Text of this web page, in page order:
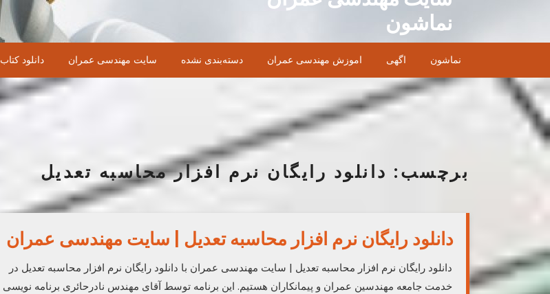
content
نماشون
نماشون اگهی اموزش مهندسی عمران دسته‌بندی نشده سایت مهندسی عمران دانلود کتاب
برچسب: دانلود رایگان نرم افزار محاسبه تعدیل
دانلود رایگان نرم افزار محاسبه تعدیل | سایت مهندسی عمران
دانلود رایگان نرم افزار محاسبه تعدیل | سایت مهندسی عمران با دانلود رایگان نرم افزار محاسبه تعدیل در
خدمت جامعه مهندسین عمران و پیمانکاران هستیم. این برنامه توسط آقای مهندس نادرحائری برنامه نویسی